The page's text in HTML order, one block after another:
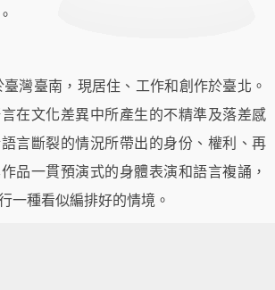
灣臺南，現居住、工作和創作於臺北。
在文化差異中所產生的不精準及落差感
言斷裂的情況所帶出的身份、權利、再
品一貫預演式的身體表演和語言複誦，
一種看似編排好的情境。